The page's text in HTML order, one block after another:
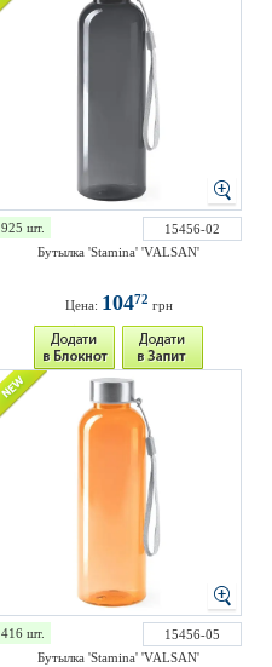
925 шт.
15456-02
Бутылка 'Stamina' 'VALSAN'
Цена: 10472 грн
416 шт.
15456-05
Бутылка 'Stamina' 'VALSAN'